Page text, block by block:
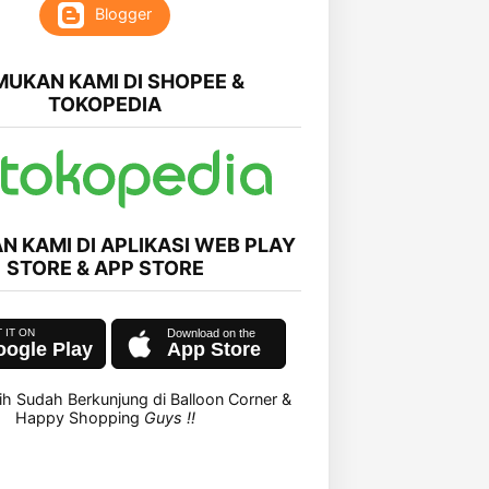
Blogger
KAMI DI SHOPEE &
TOKOPEDIA
KAMI DI APLIKASI WEB PLAY
STORE & APP STORE
Play App Store
Sudah Berkunjung di Balloon Corner &
Happy Shopping Guys !!